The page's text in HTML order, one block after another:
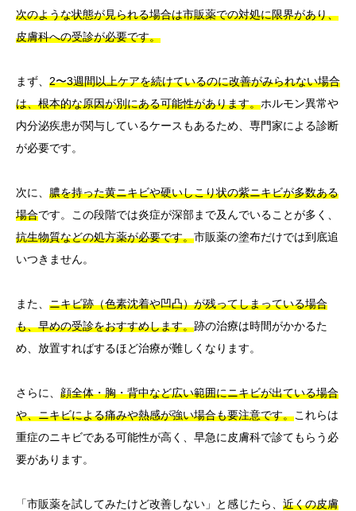
次のような状態が見られる場合は市販薬での対処に限界があり、
皮膚科への受診が必要です。
まず、 2〜3週間以上ケアを続けているのに改善がみられない場合
は、根本的な原因が別にある可能性があります。ホルモン異常や
内分泌疾患が関与しているケースもあるため、専門家による診断
が必要です。
次に、 膿を持った黄ニキビや硬いしこり状の紫ニキビが多数ある
場合です。この段階では炎症が深部まで及んでいることが多く、
抗生物質などの処方薬が必要です。市販薬の塗布だけでは到底追
いつきません。
また、 ニキビ跡（色素沈着や凹凸）が残ってしまっている場合
も、早めの受診をおすすめします。跡の治療は時間がかかるた
め、放置すればするほど治療が難しくなります。
さらに、 顔全体・胸・背中など広い範囲にニキビが出ている場合
や、ニキビによる痛みや熱感が強い場合も要注意です。これらは
重症のニキビである可能性が高く、早急に皮膚科で診てもらう必
要があります。
「市販薬を試してみたけど改善しない」と感じたら、 近くの皮膚